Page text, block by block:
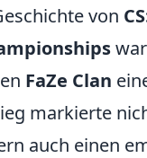
von
FaZe Clan
markierte
auch einen